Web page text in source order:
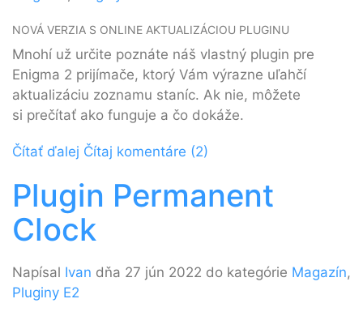
NOVÁ VERZIA S ONLINE AKTUALIZÁCIOU PLUGINU
Mnohí už určite poznáte náš vlastný plugin pre
Enigma 2 prijímače, ktorý Vám výrazne uľahčí
aktualizáciu zoznamu staníc. Ak nie, môžete
si prečítať ako funguje a čo dokáže.
Čítať ďalej Čítaj komentáre (2)
Plugin Permanent
Clock
Napísal Ivan dňa 27 jún 2022 do kategórie Magazín,
Pluginy E2